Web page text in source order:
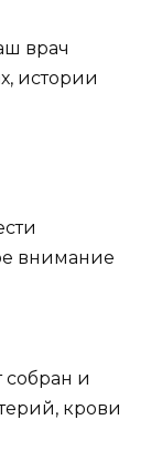
врач
истории
внимание
и
крови